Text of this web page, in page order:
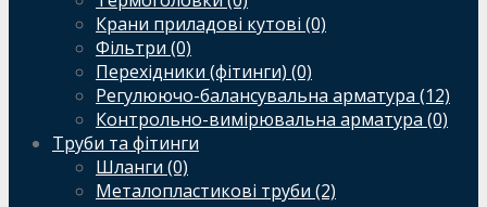
Крани приладові кутові (0)
Фільтри (0)
Перехідники (фітинги) (0)
Регулюючо-балансувальна арматура (12)
Контрольно-вимірювальна арматура (0)
Труби та фітинги
Шланги (0)
Металопластикові труби (2)